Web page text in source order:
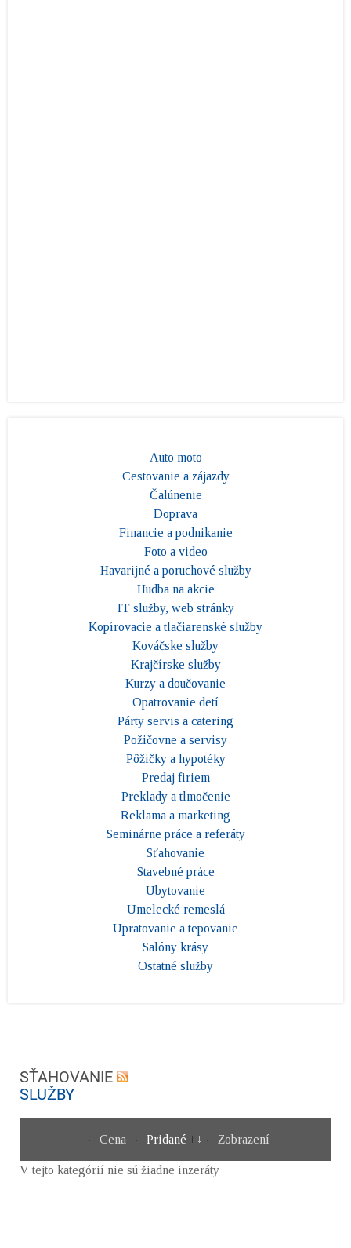
Auto moto
Cestovanie a zájazdy
Čalúnenie
Doprava
Financie a podnikanie
Foto a video
Havarijné a poruchové služby
Hudba na akcie
IT služby, web stránky
Kopírovacie a tlačiarenské služby
Kováčske služby
Krajčírske služby
Kurzy a doučovanie
Opatrovanie detí
Párty servis a catering
Požičovne a servisy
Pôžičky a hypotéky
Predaj firiem
Preklady a tlmočenie
Reklama a marketing
Seminárne práce a referáty
Sťahovanie
Stavebné práce
Ubytovanie
Umelecké remeslá
Upratovanie a tepovanie
Salóny krásy
Ostatné služby
SŤAHOVANIE
SLUŽBY
Cena Pridané Zobrazení
V tejto kategórií nie sú žiadne inzeráty